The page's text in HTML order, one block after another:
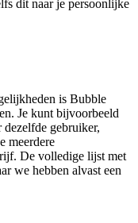
dit naar je persoonlijke
is Bubble
Je kunt bijvoorbeeld
gebruiker,
meerdere
De volledige lijst met
we hebben alvast een